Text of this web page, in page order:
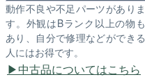
動作不良や不足パーツがありま
す。外観はBランク以上の物も
あり、自分で修理などができる
人にはお得です。
中古品についてはこちら